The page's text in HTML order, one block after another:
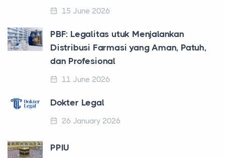
15 June 2026
PBF: Legalitas utuk Menjalankan
Distribusi Farmasi yang Aman, Patuh,
dan Profesional
11 June 2026
Dokter Legal
26 January 2026
PPIU